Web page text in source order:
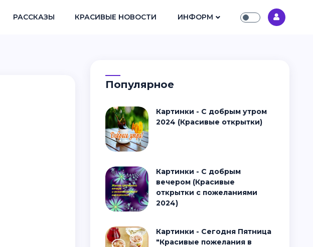
РАССКАЗЫ КРАСИВЫЕ НОВОСТИ ИНФОРМ
Популярное
Картинки - С добрым утром
2024 (Красивые открытки)
Картинки - С добрым
вечером (Красивые
открытки с пожеланиями
2024)
Картинки - Сегодня Пятница
"Красивые пожелания в